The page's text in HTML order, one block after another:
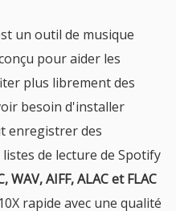
un outil de musique
pour aider les
plus librement des
besoin d'installer
enregistrer des
de lecture de Spotify
WAV, AIFF, ALAC et FLAC
rapide avec une qualité